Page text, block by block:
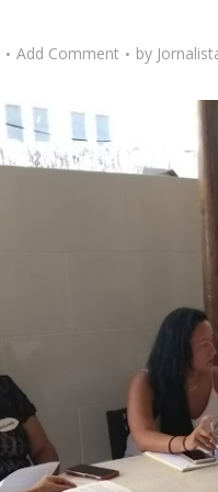
Add Comment by